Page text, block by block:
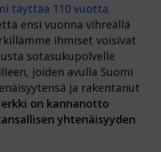
täyttää 110 vuotta.
ensi vuonna vihreällä
ihmiset voisivat
sotasukupolvelle
joiden avulla Suomi
ja rakentanut
on kannanotto
yhtenäisyyden